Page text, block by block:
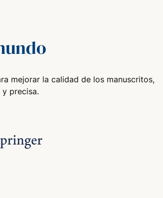
mejorar la calidad de los manuscritos,
precisa.